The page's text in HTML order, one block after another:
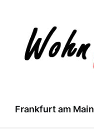
Frankfurt am Main